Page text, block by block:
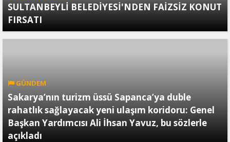
SULTANBEYLİ BELEDİYESİ'NDEN FAİZSİZ KONUT
FIRSATI
GÜNDEM
Sakarya’nın turizm üssü Sapanca’ya duble
rahatlık sağlayacak yeni ulaşım koridoru: Genel
Başkan Yardımcısı Ali İhsan Yavuz, bu sözlerle
açıkladı